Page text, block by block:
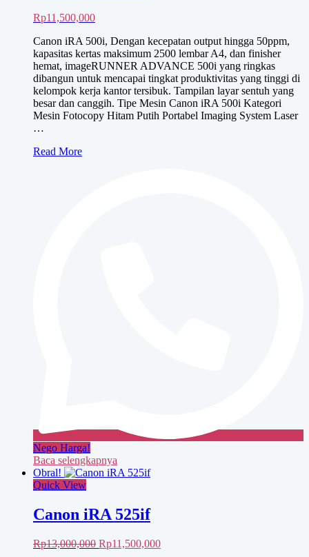
Rp11,500,000
Canon iRA 500i, Dengan kecepatan output hingga 50ppm,
kapasitas kertas maksimum 2500 lembar A4, dan finisher
hemat, imageRUNNER ADVANCE 500i yang ringkas
dibangun untuk mencapai tingkat produktivitas yang tinggi di
kelompok kerja kantor tersibuk. Tampilan layar sentuh yang
besar dan canggih. Tipe Mesin Canon iRA 500i Kategori
Mesin Fotocopy Hitam Putih Portabel Imaging System Laser
…
Canon
Read More
Nego Harga!
Baca selengkapnya
Obral!
Quick View
Canon iRA 525if
Rp13,000,000 Harga
Rp11,500,000Harga